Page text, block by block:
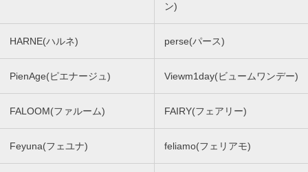
ン)
HARNE(ハルネ) perse(パース)
PienAge(ピエナージュ) Viewm1day(ビュームワンデー)
FALOOM(ファルーム) FAIRY(フェアリー)
Feyuna(フェユナ) feliamo(フェリアモ)